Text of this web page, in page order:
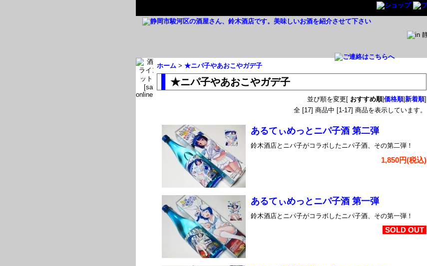
ホーム > ★ニパ子やあおこやガデ子
★ニパ子やあおこやガデ子
並び順を変更 [ おすすめ順|価格順|新着順]
全 [17] 商品中 [1-17] 商品を表示しています。
あるてぃめっとニパ子酒 第二弾
鈴木酒店とニパ子がコラボしたニパ子酒、その第二弾！
1,850円(税込)
あるてぃめっとニパ子酒 第一弾
鈴木酒店とニパ子がコラボしたニパ子酒、その第一弾！
SOLD OUT